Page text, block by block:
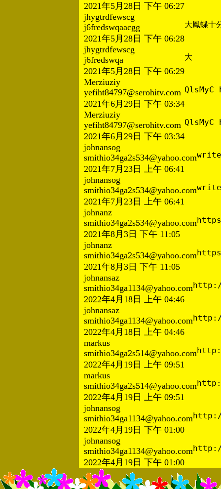
2021年5月28日 下午 06:27
jhygtrdfewscg
j6fredswqaacgg
2021年5月28日 下午 06:28
大鳳蝶十
jhygtrdfewscg
j6fredswqa
2021年5月28日 下午 06:29
大
Merziuziy
yefiht84797@serohitv.com
2021年6月29日 下午 03:34
Merziuziy
yefiht84797@serohitv.com
2021年6月29日 下午 03:34
johnansog
smithio34ga2s534@yahoo.com
2021年7月23日 上午 06:41
johnansog
smithio34ga2s534@yahoo.com
2021年7月23日 上午 06:41
johnanz
smithio34ga2s534@yahoo.com
2021年8月3日 下午 11:05
johnanz
smithio34ga2s534@yahoo.com
2021年8月3日 下午 11:05
johnansaz
smithio34ga1134@yahoo.com
2022年4月18日 上午 04:46
johnansaz
smithio34ga1134@yahoo.com
2022年4月18日 上午 04:46
markus
smithio34ga2s514@yahoo.com
2022年4月19日 上午 09:51
markus
smithio34ga2s514@yahoo.com
2022年4月19日 上午 09:51
johnansog
smithio34ga1134@yahoo.com
2022年4月19日 下午 01:00
johnansog
smithio34ga1134@yahoo.com
2022年4月19日 下午 01:00